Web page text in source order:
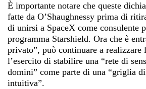
È importante notare che queste
fatte da O’Shaughnessy prima di
di unirsi a SpaceX come consulente
programma Starshield. Ora che è
privato”, può continuare a realizzare
l’esercito di stabilire una “rete di
domini” come parte di una “griglia
intuitiva”.